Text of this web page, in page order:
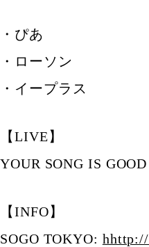
・ぴあ
・ローソン
・イープラス
【LIVE】
YOUR SONG IS
【INFO】
SOGO TOKYO: